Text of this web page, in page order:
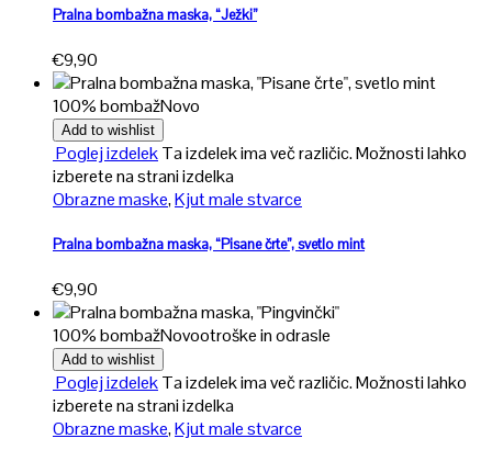
Pralna bombažna maska, “Ježki”
€9,90
100% bombažNovo
Add to wishlist
Poglej izdelekTa izdelek ima več različic. Možnosti lahko
izberete na strani izdelka
Obrazne maske,Kjut male stvarce
Pralna bombažna maska, “Pisane črte”, svetlo mint
€9,90
100% bombažNovootroške in odrasle
Add to wishlist
Poglej izdelekTa izdelek ima več različic. Možnosti lahko
izberete na strani izdelka
Obrazne maske,Kjut male stvarce